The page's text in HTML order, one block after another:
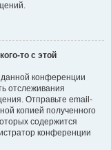
то с этой
конференции
отслеживания
Отправьте email-
копией полученного
содержится
конференции